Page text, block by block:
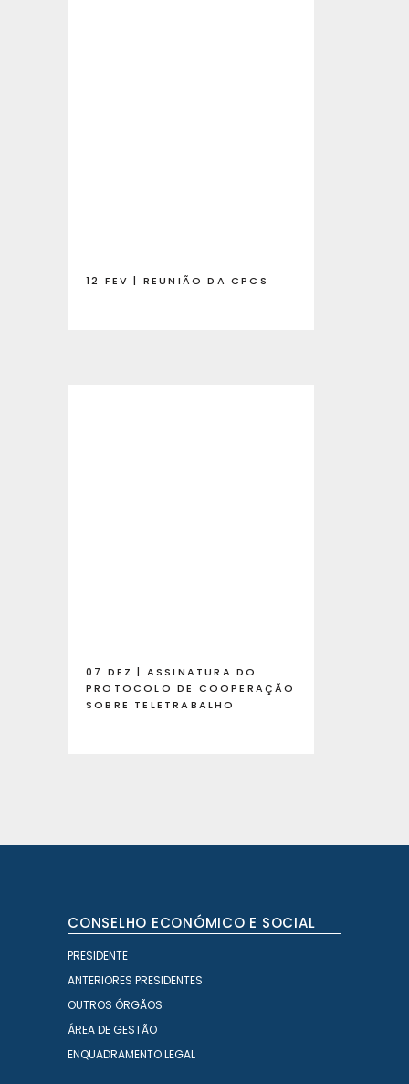
12 FEV | REUNIÃO DA CPCS
07 DEZ | ASSINATURA DO
PROTOCOLO DE COOPERAÇÃO
SOBRE TELETRABALHO
CONSELHO ECONÓMICO E SOCIAL
PRESIDENTE
ANTERIORES PRESIDENTES
OUTROS ÓRGÃOS
ÁREA DE GESTÃO
ENQUADRAMENTO LEGAL